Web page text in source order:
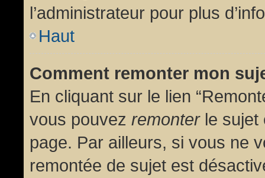
l’administrateur pour plus
Haut
Comment remonter mon
En cliquant sur le lien
vous pouvez remonterle sujet
page. Par ailleurs, si vous ne
remontée de sujet est